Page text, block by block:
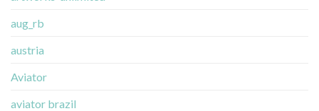
aug_rb
austria
Aviator
aviator brazil